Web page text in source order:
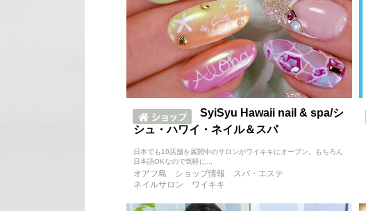
SyiSyu Hawaii nail & spa/シ
シュ・ハワイ・ネイル＆スパ
日本でも10店舗を展開中のサロンがワイキキにオープン。もちろん
日本語OKなので気軽に...
オアフ島 ショップ情報
スパ・エステ
ネイルサロン
ワイキキ